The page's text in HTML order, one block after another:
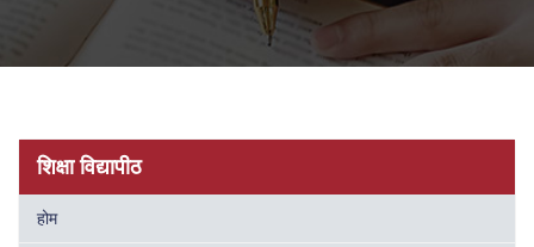
शिक्षा विद्यापीठ
होम